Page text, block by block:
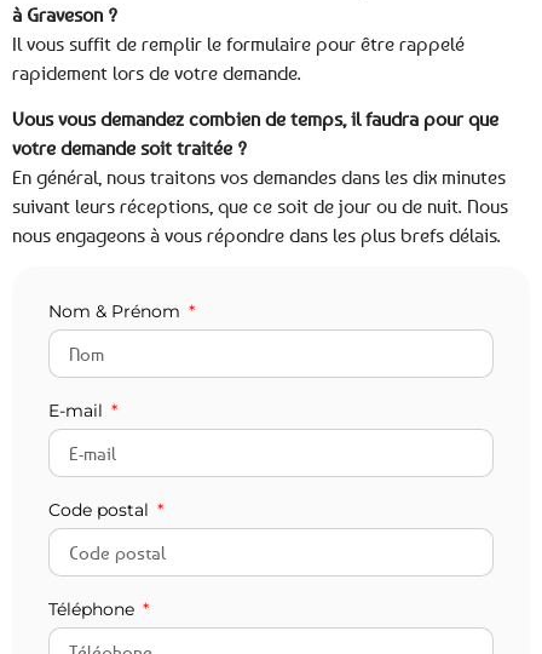
à Graveson ?
Il vous suffit de remplir le formulaire pour être rappelé
rapidement lors de votre demande.
Vous vous demandez combien de temps, il faudra pour que
votre demande soit traitée ?
En général, nous traitons vos demandes dans les dix minutes
suivant leurs réceptions, que ce soit de jour ou de nuit. Nous
nous engageons à vous répondre dans les plus brefs délais.
Nom & Prénom
E-mail
Code postal
Téléphone